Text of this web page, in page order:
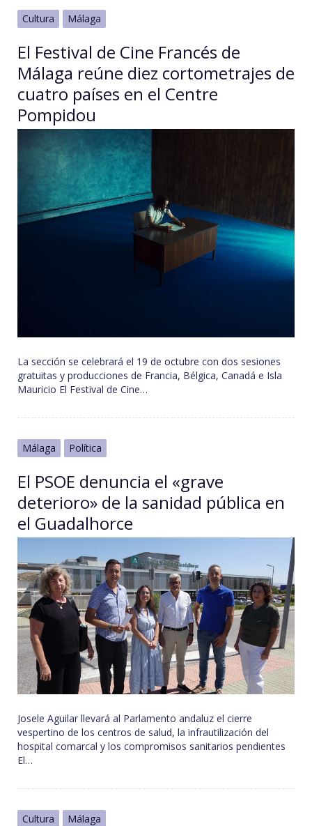
Cultura Málaga
El Festival de Cine Francés de
Málaga reúne diez cortometrajes de
cuatro países en el Centre
Pompidou
La sección se celebrará el 19 de octubre con dos sesiones
gratuitas y producciones de Francia, Bélgica, Canadá e Isla
Mauricio El Festival de Cine…
Málaga Política
El PSOE denuncia el «grave
deterioro» de la sanidad pública en
el Guadalhorce
Josele Aguilar llevará al Parlamento andaluz el cierre
vespertino de los centros de salud, la infrautilización del
hospital comarcal y los compromisos sanitarios pendientes
El…
Cultura Málaga